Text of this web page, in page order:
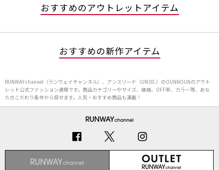
おすすめのアウトレットアイテム
おすすめの新作アイテム
RUNWAY channel（ランウェイチャンネル）、アンスリード（UN3D.）のOUNNOUNのアウト
レット公式ファッション通販です。商品カテゴリーやサイズ、価格、OFF率、カラー等、あな
たのこだわり条件から探せます。人気・おすすめ商品も満載！